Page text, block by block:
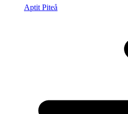
Aptit Piteå